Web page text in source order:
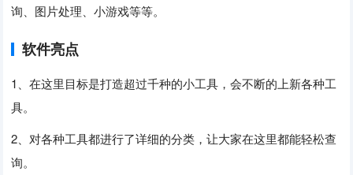
询、图片处理、小游戏等等。
软件亮点
1、在这里目标是打造超过千种的小工具，会不断的上新各种工
具。
2、对各种工具都进行了详细的分类，让大家在这里都能轻松查
询。